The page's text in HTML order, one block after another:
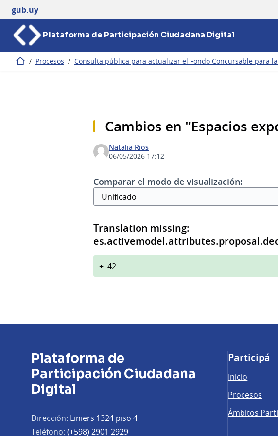
gub.uy
Plataforma de Participación Ciudadana Digital
Inicio / Procesos / Consulta pública para actualizar el Fondo Concursable para
Cambios en "Espacios
Natalia Rios
06/05/2026 17:12
Comparar el modo de visualización:
Translation missing:
+ 42
Plataforma de
Participación Ciudadana
Digital
Dirección: Liniers 1324 piso 4
Teléfono: (+598) 2901 2929
Participá
Inicio
Procesos
Ámbitos